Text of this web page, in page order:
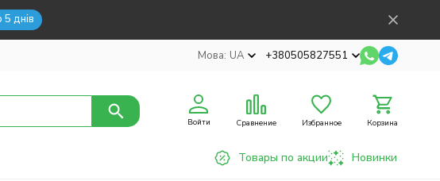
5 днів
Мова: UA +380505827551
Войти Сравнение Избранное Корзина
Товары по акции Новинки